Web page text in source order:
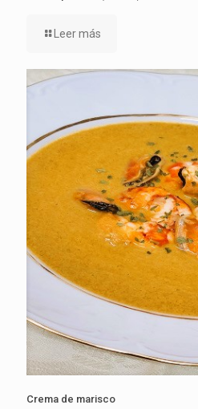
Leer más
Crema de marisco